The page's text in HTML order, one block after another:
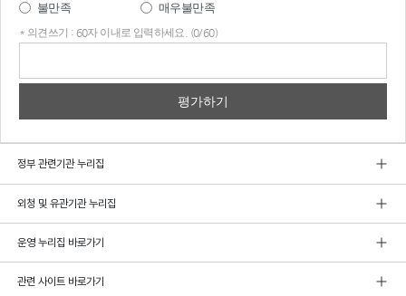
불만족
매우불만족
* 의견쓰기 : 60자 이내로 입력하세요. (0/60)
정부 관련기관 누리집
외청 및 유관기관 누리집
운영 누리집 바로가기
관련 사이트 바로가기